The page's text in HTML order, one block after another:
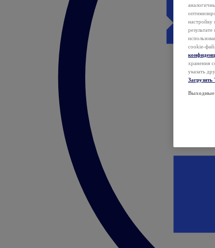
настройку
cookie-
хранения
указать
Загрузить
Выходные